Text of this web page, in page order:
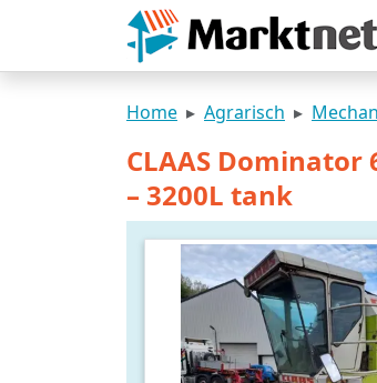
Home Agrarisch
CLAAS
– 3200L tank